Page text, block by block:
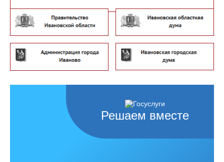
Решаем вместе